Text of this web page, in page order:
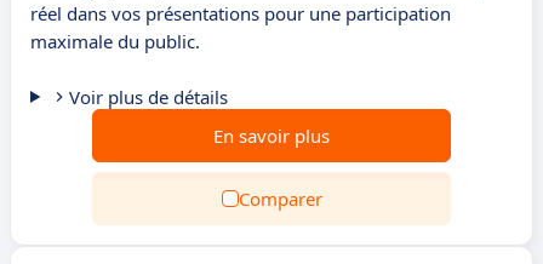
réel dans vos présentations pour une participation
maximale du public.
Voir plus de détails
En savoir plus
Comparer